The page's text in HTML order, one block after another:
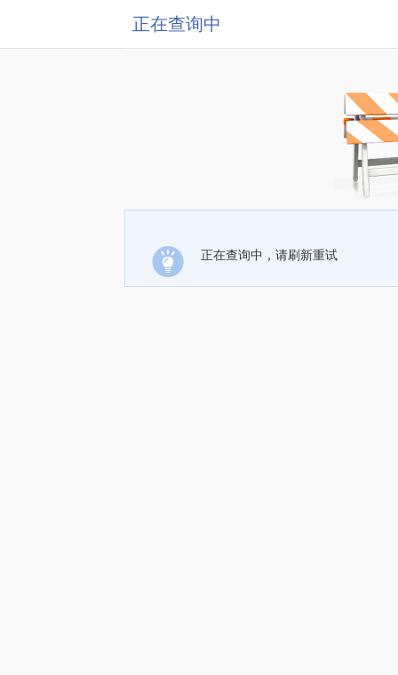
正在查询中
正在查询中，请刷新重试